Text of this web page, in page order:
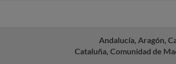
Andalucía, Aragón,
Cataluña, Comunidad de